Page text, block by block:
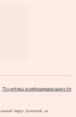
Политика конфиденциальности
округ Донской, ш